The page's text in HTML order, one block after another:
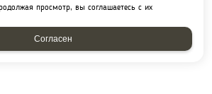
просмотр, вы соглашаетесь с их
Согласен